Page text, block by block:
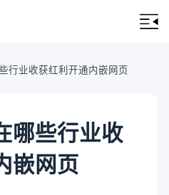
行业收获红利开通内嵌网页
哪些行业收
嵌网页